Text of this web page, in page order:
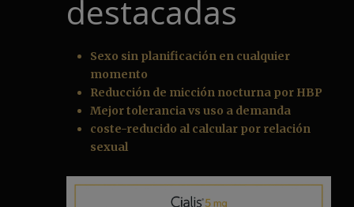
destacadas
Sexo sin planificación en cualquier
momento
Reducción de micción nocturna por HBP
Mejor tolerancia vs uso a demanda
coste-reducido al calcular por relación
sexual